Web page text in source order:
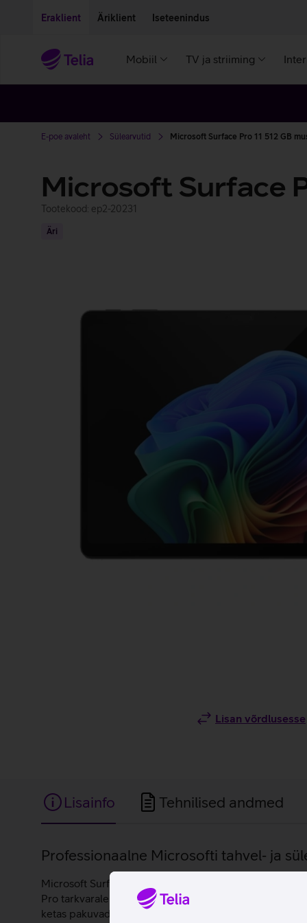
Eraklient Äriklient Iseteenindus
Mobiil TV ja striiming
E-poe avaleht Sülearvutid Microsoft Surface Pro 11 512 GB
Microsoft Surface
Tootekood: ep2-20231
Äri
Lisan võrdlusesse
Lisainfo Tehnilised andmed
Lisainfo
Professionaalne Microsofti tahvel‑ ja
Microsoft Surface Pro 11 on eelkõige äriklientidele
Pro tarkvarale saab seadet kasutada nagu tavapärast
ketas pakuvad arvestatavat salvestamisruumi